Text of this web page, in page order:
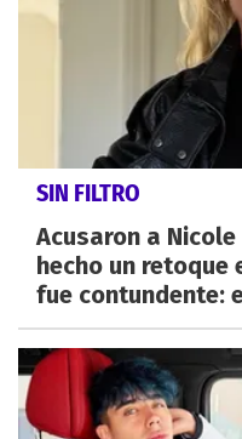
SIN FILTRO
Acusaron a
hecho un
fue contundente: